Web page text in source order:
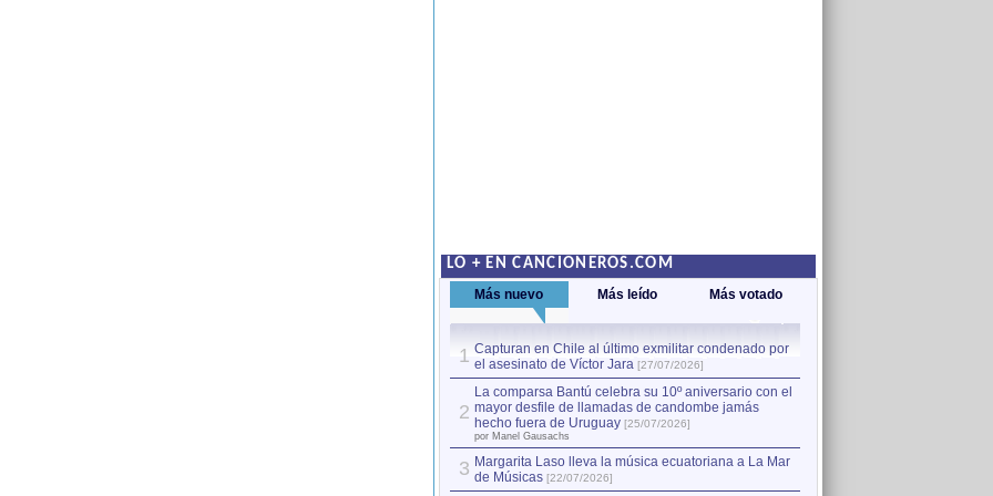
LO + EN CANCIONEROS.COM
Más nuevo Más leído Más votado
1 Capturan en Chile al último exmilitar condenado por
el asesinato de Víctor Jara [27/07/2026]
2
La comparsa Bantú celebra su 10º aniversario con el
mayor desfile de llamadas de candombe jamás
hecho fuera de Uruguay [25/07/2026]
por Manel Gausachs
3 Margarita Laso lleva la música ecuatoriana a La Mar
de Músicas [22/07/2026]